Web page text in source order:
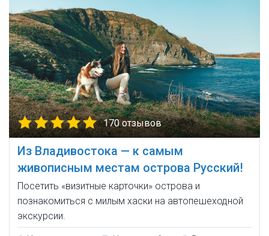
170 отзывов
Из Владивостока — к самым
живописным местам острова Русский!
Посетить «визитные карточки» острова и
познакомиться с милым хаски на автопешеходной
экскурсии.